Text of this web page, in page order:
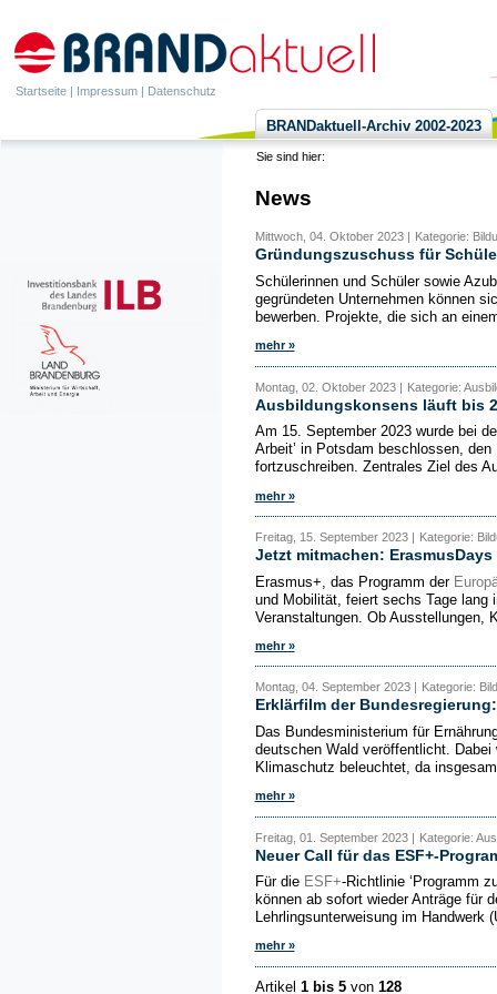
Startseite | Impressum | Datenschutz
BRANDaktuell-Archiv 2002-2023
Sie sind hier:
News
Mittwoch, 04. Oktober 2023 | Kategorie:
Gründungszuschuss für
Schülerinnen und Schüler sowie
gegründeten Unternehmen können
bewerben. Projekte, die sich an
mehr »
Montag, 02. Oktober 2023 | Kategorie:
Ausbildungskonsens läuft bis
Am 15. September 2023 wurde bei
Arbeit’ in Potsdam beschlossen,
fortzuschreiben. Zentrales Ziel des
mehr »
Freitag, 15. September 2023 | Kategorie:
Jetzt mitmachen:
Erasmus+, das Programm der
und Mobilität, feiert sechs Tage lang
Veranstaltungen. Ob Ausstellungen,
mehr »
Montag, 04. September 2023 | Kategorie:
Erklärfilm der
Das Bundesministerium für
deutschen Wald veröffentlicht.
Klimaschutz beleuchtet, da
mehr »
Freitag, 01. September 2023 | Kategorie:
Neuer Call für das ESF+-
Für die ESF+-Richtlinie ‘Programm
können ab sofort wieder Anträge für
Lehrlingsunterweisung im Handwerk
mehr »
Artikel 1 bis 5von 128